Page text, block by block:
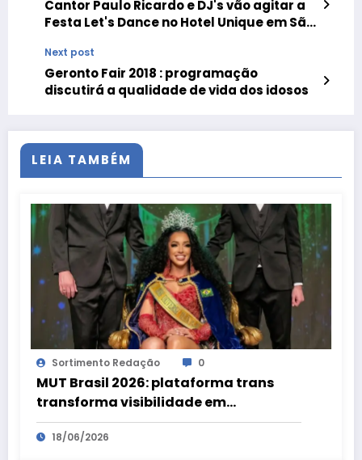
Cantor Paulo Ricardo e DJ's vão agitar a
Festa Let's Dance no Hotel Unique em São
Next post
Geronto Fair 2018 : programação
discutirá a qualidade de vida dos idosos
LEIA TAMBÉM
Sortimento Redação 0
MUT Brasil 2026: plataforma trans
transforma visibilidade em
oportunidades
18/06/2026